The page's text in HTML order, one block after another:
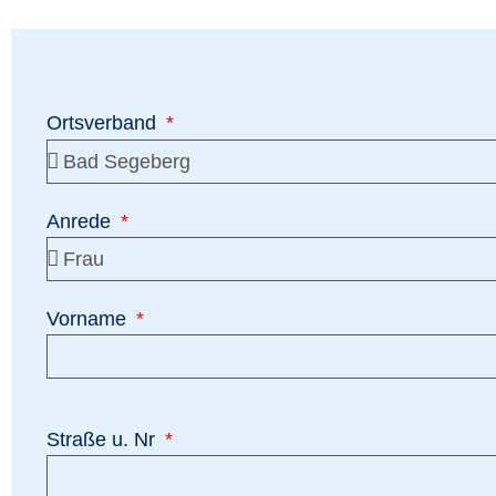
Ortsverband
Anrede
Vorname
Straße u. Nr